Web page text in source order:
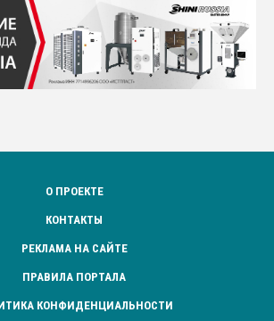
О ПРОЕКТЕ
КОНТАКТЫ
РЕКЛАМА НА САЙТЕ
ПРАВИЛА ПОРТАЛА
КОНФИДЕНЦИАЛЬНОСТИ